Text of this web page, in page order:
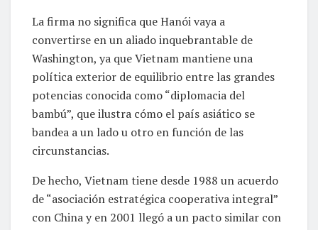
La firma no significa que Hanói vaya a
convertirse en un aliado inquebrantable de
Washington, ya que Vietnam mantiene una
política exterior de equilibrio entre las grandes
potencias conocida como “diplomacia del
bambú”, que ilustra cómo el país asiático se
bandea a un lado u otro en función de las
circunstancias.
De hecho, Vietnam tiene desde 1988 un acuerdo
de “asociación estratégica cooperativa integral”
con China y en 2001 llegó a un pacto similar con